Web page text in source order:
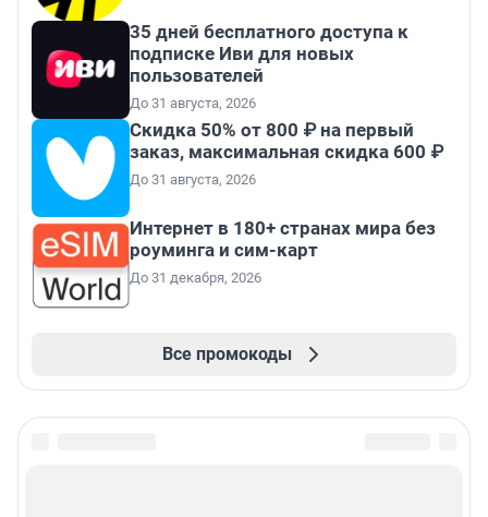
35 дней бесплатного доступа к
подписке Иви для новых
пользователей
До 31 августа, 2026
Скидка 50% от 800 ₽ на первый
заказ, максимальная скидка 600 ₽
До 31 августа, 2026
Интернет в 180+ странах мира без
роуминга и сим-карт
До 31 декабря, 2026
Все промокоды